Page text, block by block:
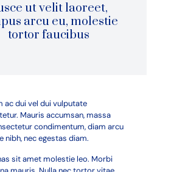
ut velit laoreet,
arcu eu, molestie
tortor faucibus
ac dui vel dui vulputate
Mauris accumsan, massa
condimentum, diam arcu
nibh, nec egestas diam.
sit amet molestie leo. Morbi